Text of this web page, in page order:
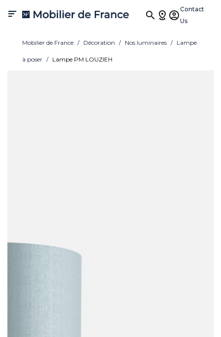

Contact
Us
Mobilier de France Décoration Nos luminaires Lampe
à poser Lampe PM LOUZIEH